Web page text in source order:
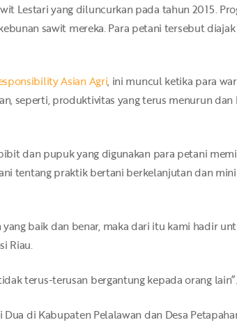
Lestari yang diluncurkan pada tahun 2015.
sawit mereka. Para petani tersebut
Asian Agri, ini muncul ketika para
seperti, produktivitas yang terus menurun dan
dan pupuk yang digunakan para petani
tentang praktik bertani berkelanjutan dan
baik dan benar, maka dari itu kami hadir
Riau.
terus-terusan bergantung kepada orang lain”.
di Kabupaten Pelalawan dan Desa